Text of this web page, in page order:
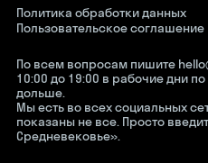
Политика обработки данных
Пользовательское соглашение
По всем вопросам пишите
10:00 до 19:00 в рабочие дни
дольше.
Мы есть во всех социальных
показаны не все. Просто
Средневековье».